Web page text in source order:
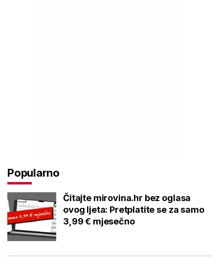
Popularno
Čitajte mirovina.hr bez oglasa
ovog ljeta: Pretplatite se za samo
3,99 € mjesečno